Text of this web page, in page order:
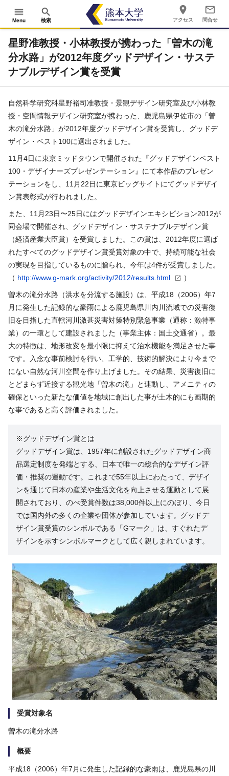
menu
Menu
search
検索
place
アクセス
mail_outline
問合せ
星野准教授・小林教授が携わった「曽木の滝
分水路」が2012年度グッドデザイン・サステ
ナブルデザイン賞を受賞
自然科学研究科星野裕司准教授・景観デザイン研究室及び小林教
授・空間情報デザイン研究室が携わった、鹿児島県伊佐市の「曽
木の滝分水路」が2012年度グッドデザイン賞を受賞し、グッドデ
ザイン・ベスト100に選出されました。
11月4日に東京ミッドタウンで開催された『グッドデザインベスト
100・デザイナーズプレゼンテーション』にて本作品のプレゼン
テーションをし、11月22日に東京ビッグサイトにてグッドデザイ
ン賞表彰式が行われました。
また、11月23日〜25日にはグッドデザインエキシビション2012が
同会場で開催され、グッドデザイン・サステナブルデザイン賞
（経済産業大臣賞）を受賞しました。この賞は、2012年度に選ば
れたすべてのグッドデザイン賞受賞対象の中で、持続可能な社会
の実現を目指しているものに贈られ、今年は4件が受賞しました。
（ http://www.g-mark.org/activity/2012/results.html ）
曽木の滝分水路（洪水を分流する施設）は、平成18（2006）年7
月に発生した記録的な豪雨による鹿児島県川内川流域での災害復
旧を目指した直轄河川激甚災害対策特別緊急事業（通称：激特事
業）の一環として建設されました（事業主体：国土交通省）。最
大の特徴は、地形改変を最小限に抑えて治水機能を満足させた事
です。入念な事前検討を行い、工学的、技術的解決により今まで
にない自然な河川空間を作り上げました。その結果、災害復旧に
とどまらず近接する観光地「曽木の滝」と連動し、アメニティの
確保といった新たな価値を地域に創出した事が土木的にも画期的
な事であると高く評価されました。
※グッドデザイン賞とは
グッドデザイン賞は、1957年に創設されたグッドデザイン商
品選定制度を発端とする、日本で唯一の総合的なデザイン評
価・推奨の運動です。これまで55年以上にわたって、デザイ
ンを通じて日本の産業や生活文化を向上させる運動として展
開されており、のべ受賞件数は38,000件以上にのぼり、今日
では国内外の多くの企業や団体が参加しています。グッドデ
ザイン賞受賞のシンボルである「Gマーク」は、すぐれたデ
ザインを示すシンボルマークとして広く親しまれています。
受賞対象名
曽木の滝分水路
概要
平成18（2006）年7月に発生した記録的な豪雨は、鹿児島県の川